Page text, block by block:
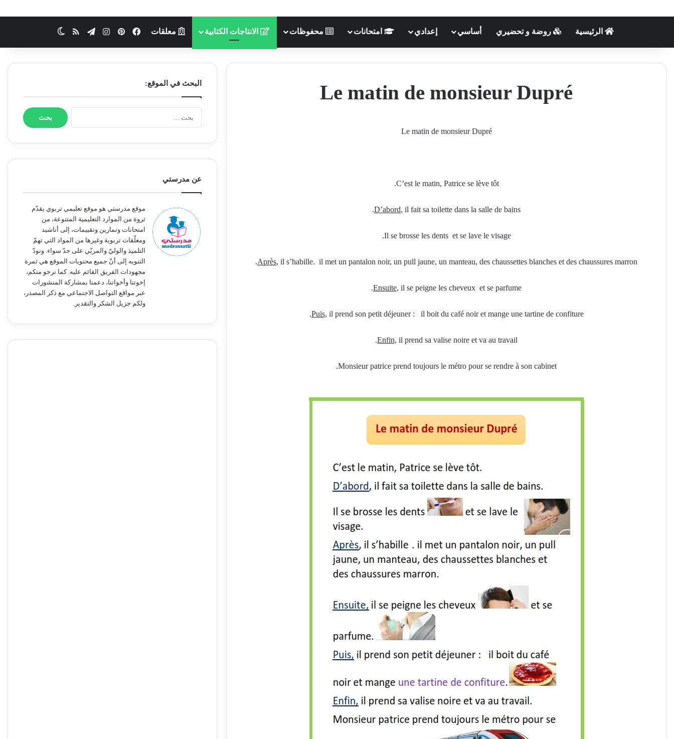
الرئيسية روضة و تحضيري أساسي إعدادي امتحانات محفوظات الانتاجات الكتابية معلقات فيسبوكبينتيريستانستقرامتيلقرامملخص الموقع RSS
Le matin de monsieur Dupré
Le matin de monsieur Dupré
C’est le matin, Patrice se lève tôt.
D’abord, il fait sa toilette dans la salle de bains.
Il se brosse les dents et se lave le visage.
Après, il s’habille. il met un pantalon noir, un pull jaune, un manteau, des chaussettes blanches et des chaussures marron.
Ensuite, il se peigne les cheveux et se parfume.
Puis, il prend son petit déjeuner : il boit du café noir et mange une tartine de confiture.
Enfin, il prend sa valise noire et va au travail.
Monsieur patrice prend toujours le métro pour se rendre à son cabinet.
البحث في الموقع:
ح
عن مدرستي
موقع مدرستي هو موقع تعليمي تربوي يقدّم
ثروة من الموارد التعليمية المتنوعة، من
امتحانات وتمارين وتقييمات، إلى أناشيد
ومعلّقات تربوية وغيرها من المواد التي تهمّ
التلميذ والوليّ والمربّي على حدّ سواء. ونودّ
التنويه إلى أنّ جميع محتويات الموقع هي ثمرة
مجهودات الفريق القائم عليه. كما نرجو منكم،
إخوتنا وأخواتنا، دعمنا بمشاركة المنشورات
عبر مواقع التواصل الاجتماعي مع ذكر المصدر،
ولكم جزيل الشكر والتقدير.